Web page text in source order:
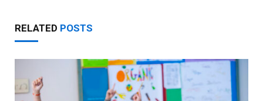
RELATED POSTS